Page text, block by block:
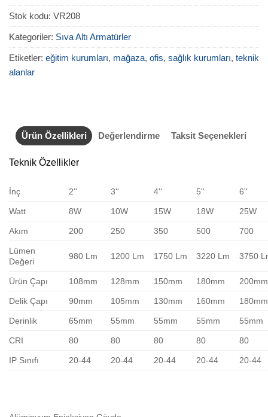
Stok kodu: VR208
Kategoriler: Sıva Altı Armatürler
Etiketler: eğitim kurumları, mağaza, ofis, sağlık kurumları, teknik
alanlar
Ürün Özellikleri Değerlendirme Taksit Seçenekleri
Teknik Özellikler
İnç 2'' 3'' 4'' 5'' 6''
Watt 8W 10W 15W 18W 25W
Akım 200 250 350 500 700
Lümen
Değeri
980 Lm 1200 Lm 1750 Lm 3220 Lm 3750
Ürün Çapı 108mm 128mm 150mm 180mm 200mm
Delik Çapı 90mm 105mm 130mm 160mm 180mm
Derinlik 65mm 55mm 55mm 55mm 55mm
CRI 80 80 80 80 80
IP Sınıfı 20-44 20-44 20-44 20-44 20-44